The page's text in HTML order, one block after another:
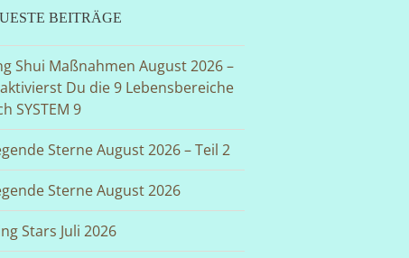
BEITRÄGE
Shui Maßnahmen August 2026 –
Du die 9 Lebensbereiche
SYSTEM 9
Sterne August 2026 – Teil 2
Sterne August 2026
Stars Juli 2026